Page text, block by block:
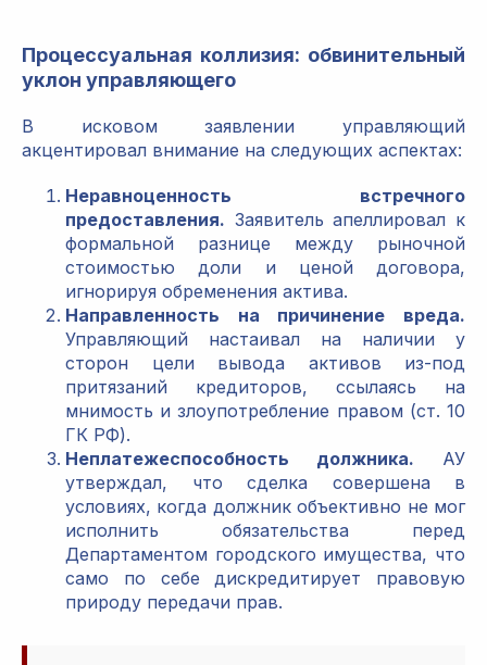
Процессуальная коллизия: обвинительный
уклон управляющего
В исковом заявлении управляющий
акцентировал внимание на следующих аспектах:
Неравноценность встречного
предоставления. Заявитель апеллировал к
формальной разнице между рыночной
стоимостью доли и ценой договора,
игнорируя обременения актива.
Направленность на причинение вреда.
Управляющий настаивал на наличии у
сторон цели вывода активов из-под
притязаний кредиторов, ссылаясь на
мнимость и злоупотребление правом (ст. 10
ГК РФ).
Неплатежеспособность должника. АУ
утверждал, что сделка совершена в
условиях, когда должник объективно не мог
исполнить обязательства перед
Департаментом городского имущества, что
само по себе дискредитирует правовую
природу передачи прав.